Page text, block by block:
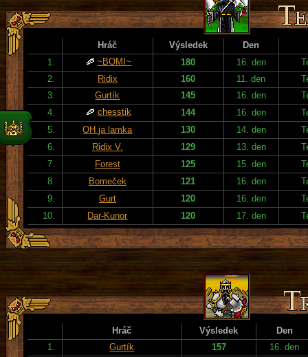
Hráč Výsledek
Den
1.
~BOMI~ 180 16. den
2.
Ridix 160 11. den
3.
Gurtík 145 16. den
4.
chesstik 144 16. den
5.
OH ja lamka 130 14. den
6.
Ridix V. 129 13. den
7.
Forest 125 15. den
8.
Bomeček 121 16. den
9.
Gurt 120 16. den
10.
Dar-Kunor 120 17. den
Hráč Výsledek
Den
1.
Gurtík 157
16. den